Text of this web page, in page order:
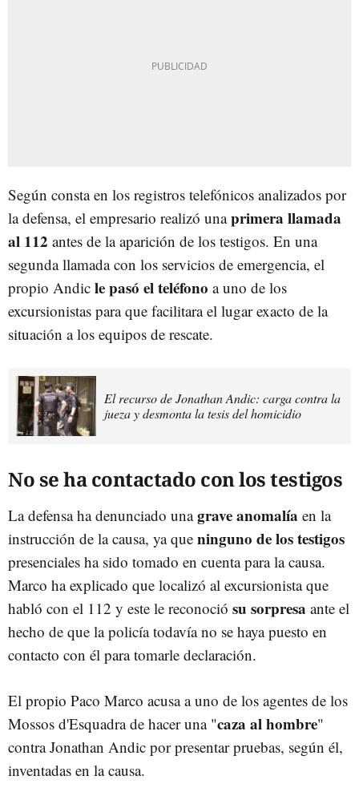
Según consta en los registros telefónicos analizados por
la defensa, el empresario realizó unaprimera llamada
al 112 antes de la aparición de los testigos. En una
segunda llamada con los servicios de emergencia, el
propio Andic le pasó el teléfono a uno de los
excursionistas para que facilitara el lugar exacto de la
situación a los equipos de rescate.
El recurso de Jonathan Andic: carga contra la
jueza y desmonta la tesis del homicidio
No se ha contactado con los testigos
La defensa ha denunciado unagrave anomalía en la
instrucción de la causa, ya que ninguno de los testigos
presenciales ha sido tomado en cuenta para la causa.
Marco ha explicado que localizó al excursionista que
habló con el 112 y este le reconoció su sorpresa ante el
hecho de que la policía todavía no se haya puesto en
contacto con él para tomarle declaración.
El propio Paco Marco acusa a uno de los agentes de los
Mossos d'Esquadra de hacer una "caza al hombre"
contra Jonathan Andic por presentar pruebas, según él,
inventadas en la causa.